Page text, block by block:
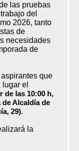
las pruebas
del
2026, tanto
de
necesidades
de
que
el
de las 10:00 h,
de Alcaldía de
29).
la